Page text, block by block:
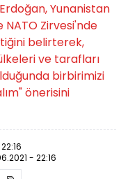
Yunanistan
NATO Zirvesi'nde
belirterek,
ve tarafları
birbirimizi
önerisini
- 22:16